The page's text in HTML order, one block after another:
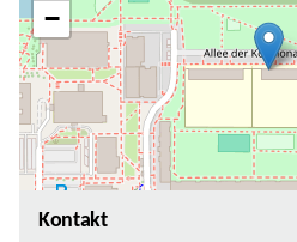
−
Kontakt